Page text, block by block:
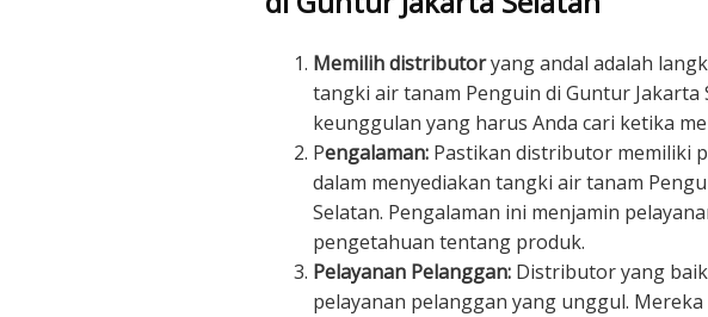
Memilih distributoryang andal adalah
tangki air tanam Penguin di Guntur Jakarta
keunggulan yang harus Anda cari ketika
Pengalaman: Pastikan distributor memiliki
dalam menyediakan tangki air tanam
Selatan. Pengalaman ini menjamin
pengetahuan tentang produk.
Pelayanan Pelanggan: Distributor yang
pelayanan pelanggan yang unggul.